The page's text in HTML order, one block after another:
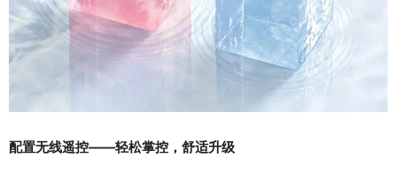
配置无线遥控——轻松掌控，舒适升级